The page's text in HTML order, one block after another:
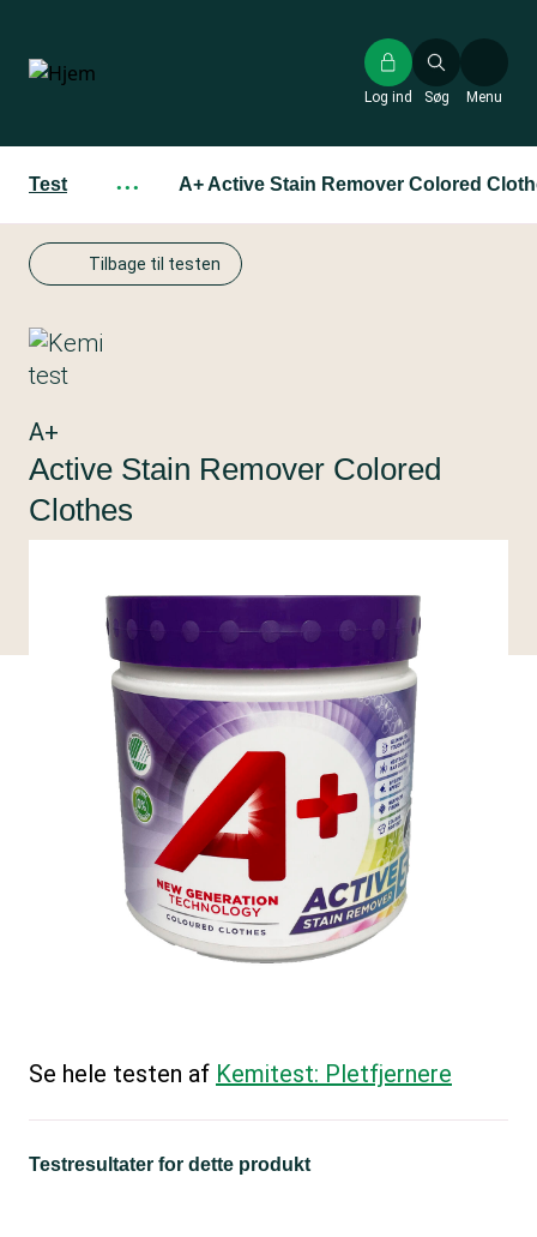
hovedindhold
Søg
Log ind Menu
Test ··· A+ Active Stain Remover Colored
Tilbage til testen
A+
Active Stain Remover Colored
Clothes
Se hele testen af Kemitest: Pletfjernere
Testresultater for dette produkt